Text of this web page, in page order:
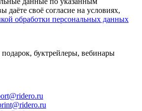
своё согласие на условиях,
обработки персональных данных
буктрейлеры, вебинары